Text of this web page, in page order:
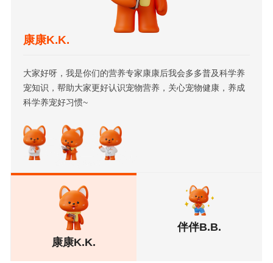
康康K.K.
大家好呀，我是你们的营养专家康康后我会多多普及科学养
宠知识，帮助大家更好认识宠物营养，关心宠物健康，养成
科学养宠好习惯~
康康K.K.
伴伴B.B.